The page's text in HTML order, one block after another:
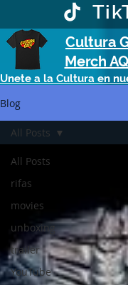
Blog
All Posts
rifas
movies
unboxing
trailer
YouTube
All Posts
Cultura
Merch
Unete a la Cultura en